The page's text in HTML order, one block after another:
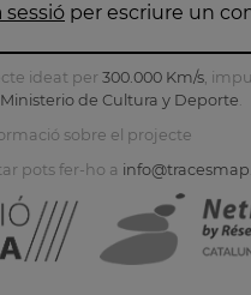
sessió per escriure un
ideat per 300.000 Km/s,
Ministerio de Cultura y Deporte.
sobre el projecte
pots fer-ho a